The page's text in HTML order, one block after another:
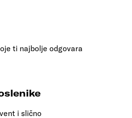
ti najbolje odgovara
i slično